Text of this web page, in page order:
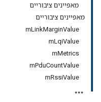
מאפיינים ציבוריים
מאפיינים ציבוריים
mLinkMarginValue
mLqiValue
mMetrics
mPduCountValue
mRssiValue